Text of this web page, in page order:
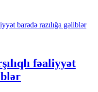
fəaliyyət